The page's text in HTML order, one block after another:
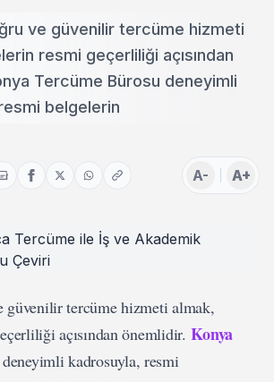
ve güvenilir tercüme hizmeti
resmi geçerliliği açısından
Tercüme Bürosu deneyimli
belgelerin
A- A+
güvenilir tercüme hizmeti almak,
açısından önemlidir. Konya
deneyimli kadrosuyla, resmi